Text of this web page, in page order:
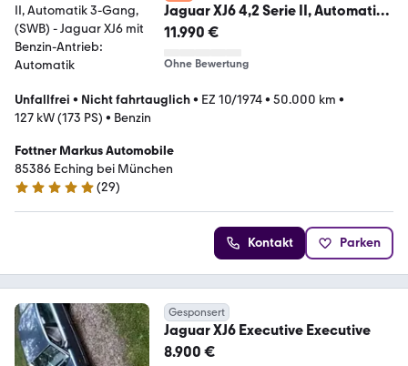
Jaguar XJ6 4,2 Serie II, Automatik
3-Gang, (SWB)
11.990 €
Ohne Bewertung
Unfallfrei • Nicht fahrtauglich• EZ 10/1974• 50.000 km •
127 kW (173 PS) • Benzin
Fottner Markus Automobile
85386 Eching bei München
5 Sterne
(29)
Kontakt Parken
Gesponsert
Jaguar XJ6 Executive Executive
8.900 €